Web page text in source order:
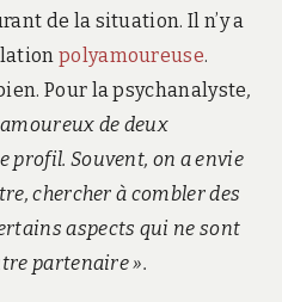
de la situation. Il n’y a
polyamoureuse.
Pour la psychanalyste,
de deux
profil. Souvent, on a envie
chercher à combler des
aspects qui ne sont
partenaire ».